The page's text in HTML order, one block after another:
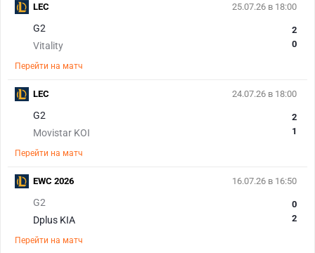
25.07.26 в 18:00
G2
Vitality
2
0
Перейти на матч
LEC
24.07.26 в 18:00
G2
Movistar KOI
2
1
Перейти на матч
LEC
16.07.26 в 16:50
G2
Dplus KIA
0
2
Перейти на матч
EWC 2026